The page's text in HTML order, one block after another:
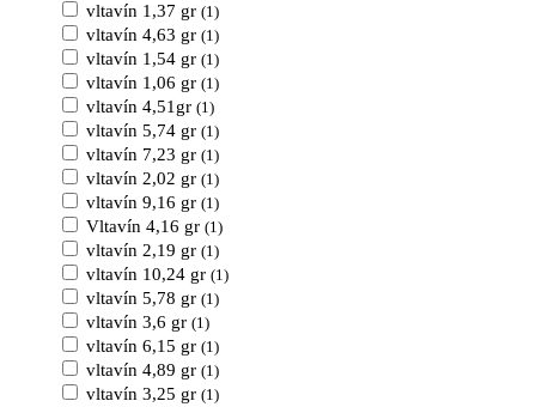
vltavín 1,37 gr (1)
vltavín 4,63 gr (1)
vltavín 1,54 gr (1)
vltavín 1,06 gr (1)
vltavín 4,51gr (1)
vltavín 5,74 gr (1)
vltavín 7,23 gr (1)
vltavín 2,02 gr (1)
vltavín 9,16 gr (1)
Vltavín 4,16 gr (1)
vltavín 2,19 gr (1)
vltavín 10,24 gr (1)
vltavín 5,78 gr (1)
vltavín 3,6 gr (1)
vltavín 6,15 gr (1)
vltavín 4,89 gr (1)
vltavín 3,25 gr (1)